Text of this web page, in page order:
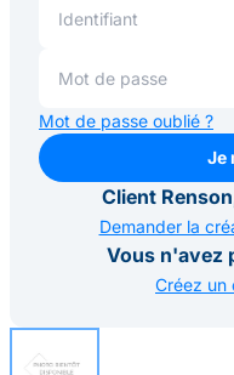
Mot de passe oublié ?
Je
Je
Client
Demander la
Vous n'avez
Créez un